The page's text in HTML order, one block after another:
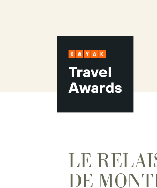
voir le menu
LE
DE